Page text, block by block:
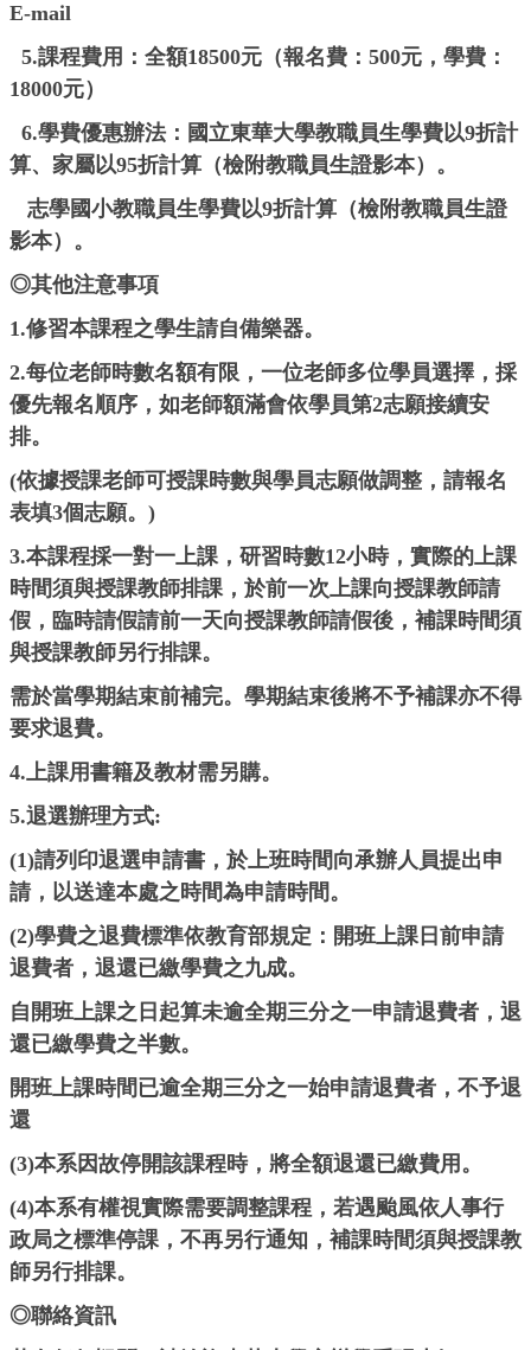
E-mail
5.課程費用：全額18500元（報名費：500元，學費：
18000元）
6.學費優惠辦法：國立東華大學教職員生學費以9折計
算、家屬以95折計算（檢附教職員生證影本）。
志學國小教職員生學費以9折計算（檢附教職員生證
影本）。
◎其他注意事項
1.修習本課程之學生請自備樂器。
2.每位老師時數名額有限，一位老師多位學員選擇，採
優先報名順序，如老師額滿會依學員第2志願接續安
排。
(依據授課老師可授課時數與學員志願做調整，請報名
表填3個志願。)
3.本課程採一對一上課，研習時數12小時，實際的上課
時間須與授課教師排課，於前一次上課向授課教師請
假，臨時請假請前一天向授課教師請假後，補課時間須
與授課教師另行排課。
需於當學期結束前補完。學期結束後將不予補課亦不得
要求退費。
4.上課用書籍及教材需另購。
5.退選辦理方式:
(1)請列印退選申請書，於上班時間向承辦人員提出申
請，以送達本處之時間為申請時間。
(2)學費之退費標準依教育部規定：開班上課日前申請
退費者，退還已繳學費之九成。
自開班上課之日起算未逾全期三分之一申請退費者，退
還已繳學費之半數。
開班上課時間已逾全期三分之一始申請退費者，不予退
還
(3)本系因故停開該課程時，將全額退還已繳費用。
(4)本系有權視實際需要調整課程，若遇颱風依人事行
政局之標準停課，不再另行通知，補課時間須與授課教
師另行排課。
◎聯絡資訊